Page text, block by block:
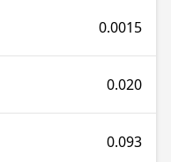
0.0015
0.020
0.093